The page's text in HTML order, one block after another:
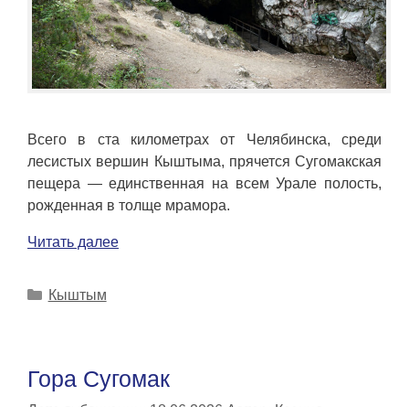
Всего в ста километрах от Челябинска, среди
лесистых вершин Кыштыма, прячется Сугомакская
пещера — единственная на всем Урале полость,
рожденная в толще мрамора.
Читать далее
Рубрики
Кыштым
Гора Сугомак